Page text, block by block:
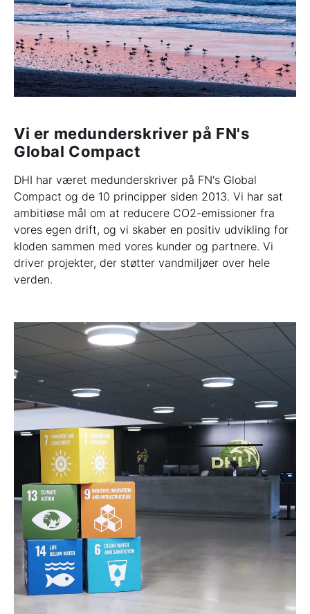
Vi er medunderskriver på FN's
Global Compact
DHI har været medunderskriver på FN's Global
Compact og de 10 principper siden 2013. Vi har sat
ambitiøse mål om at reducere CO2-emissioner fra
vores egen drift, og vi skaber en positiv udvikling for
kloden sammen med vores kunder og partnere. Vi
driver projekter, der støtter vandmiljøer over hele
verden.